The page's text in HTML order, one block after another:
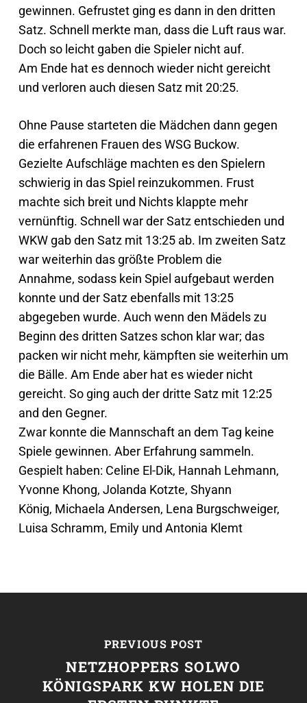
gewinnen. Gefrustet ging es dann in den dritten
Satz. Schnell merkte man, dass die Luft raus war.
Doch so leicht gaben die Spieler nicht auf.
Am Ende hat es dennoch wieder nicht gereicht
und verloren auch diesen Satz mit 20:25.
Ohne Pause starteten die Mädchen dann gegen
die erfahrenen Frauen des WSG Buckow.
Gezielte Aufschläge machten es den Spielern
schwierig in das Spiel reinzukommen. Frust
machte sich breit und Nichts klappte mehr
vernünftig. Schnell war der Satz entschieden und
WKW gab den Satz mit 13:25 ab. Im zweiten Satz
war weiterhin das größte Problem die
Annahme, sodass kein Spiel aufgebaut werden
konnte und der Satz ebenfalls mit 13:25
abgegeben wurde. Auch wenn den Mädels zu
Beginn des dritten Satzes schon klar war; das
packen wir nicht mehr, kämpften sie weiterhin um
die Bälle. Am Ende aber hat es wieder nicht
gereicht. So ging auch der dritte Satz mit 12:25
and den Gegner.
Zwar konnte die Mannschaft an dem Tag keine
Spiele gewinnen. Aber Erfahrung sammeln.
Gespielt haben: Celine El-Dik, Hannah Lehmann,
Yvonne Khong, Jolanda Kotzte, Shyann
König, Michaela Andersen, Lena Burgschweiger,
Luisa Schramm, Emily und Antonia Klemt
PREVIOUS POST
NETZHOPPERS SOLWO
KÖNIGSPARK KW HOLEN DIE